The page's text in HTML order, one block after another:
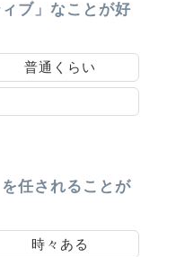
ブ」なことが好
普通くらい
任されることが
時々ある